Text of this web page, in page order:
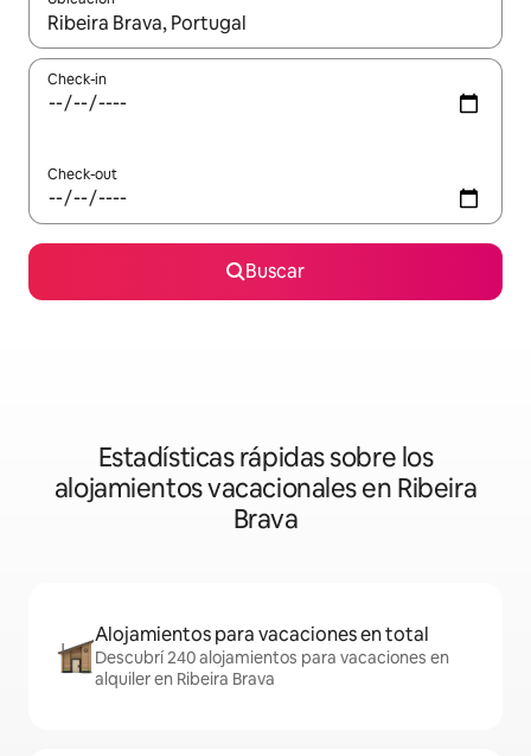
Cuando los resultados estén disponibles, navegá con las
Check-in
Check-out
Buscar
Estadísticas rápidas sobre los
alojamientos vacacionales en Ribeira
Brava
Alojamientos para vacaciones en total
Descubrí 240 alojamientos para vacaciones en
alquiler en Ribeira Brava